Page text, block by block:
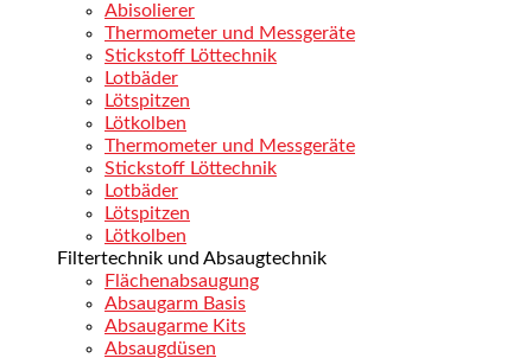
Abisolierer
Thermometer und Messgeräte
Stickstoff Löttechnik
Lotbäder
Lötspitzen
Lötkolben
Thermometer und Messgeräte
Stickstoff Löttechnik
Lotbäder
Lötspitzen
Lötkolben
Filtertechnik und Absaugtechnik
Flächenabsaugung
Absaugarm Basis
Absaugarme Kits
Absaugdüsen